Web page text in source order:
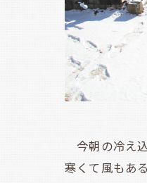
今朝の冷え
寒くて風もあ